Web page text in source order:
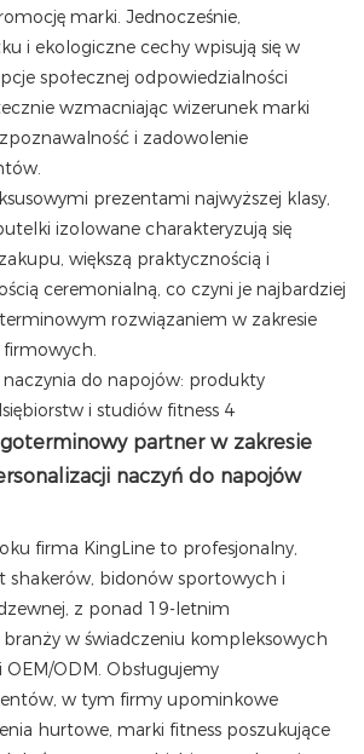
marki. Jednocześnie,
i ekologiczne cechy wpisują się w
społecznej odpowiedzialności
wzmacniając wizerunek marki
i zadowolenie
prezentami najwyższej klasy,
izolowane charakteryzują się
większą praktycznością i
ceremonialną, co czyni je najbardziej
rozwiązaniem w zakresie
partner w zakresie
naczyń do napojów
firma KingLine to profesjonalny,
shakerów, bidonów sportowych i
z ponad 19-letnim
w świadczeniu kompleksowych
OEM/ODM. Obsługujemy
w tym firmy upominkowe
hurtowe, marki fitness poszukujące